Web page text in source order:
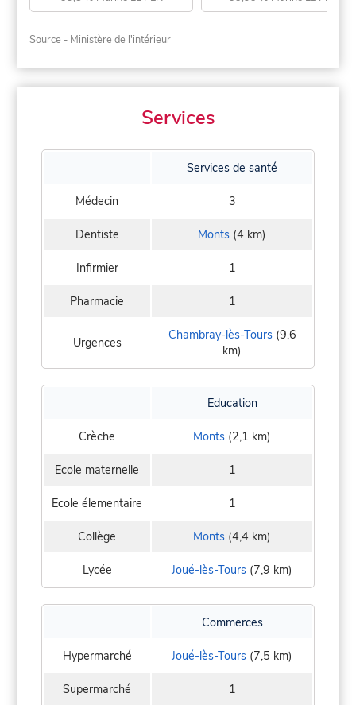
Source - Ministère de l'intérieur
Services
Services de santé
Médecin 3
Dentiste Monts (4 km)
Infirmier 1
Pharmacie 1
Urgences Chambray-lès-Tours(9,6
km)
Education
Crèche Monts (2,1 km)
Ecole maternelle 1
Ecole élementaire 1
Collège Monts (4,4 km)
Lycée Joué-lès-Tours (7,9 km)
Commerces
Hypermarché Joué-lès-Tours (7,5 km)
Supermarché 1